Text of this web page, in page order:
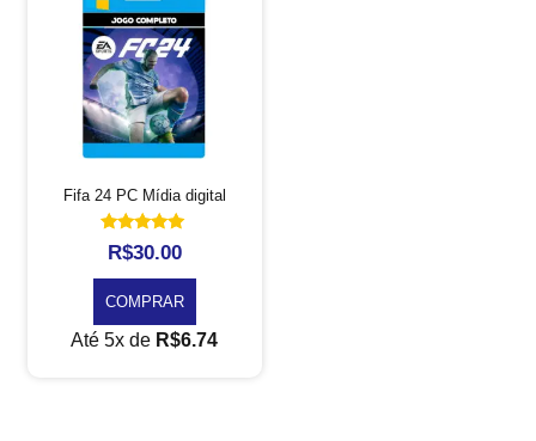
Fifa 24 PC Mídia digital
Avaliação
5.00
de 5
R$30.00
COMPRAR
Até 5x de R$6.74